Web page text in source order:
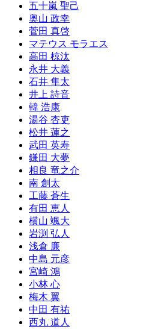
五十嵐 聖己
奥山 政幸
菅田 真啓
マテウス モラエス
高田 椋汰
永井 大義
石井 隼太
井上 詩音
韓 浩康
湯谷 杏吏
松井 蓮之
武田 英寿
鎌田 大夢
相良 竜之介
南 創太
工藤 蒼生
有田 恵人
横山 颯大
岩渕 弘人
浅倉 廉
中島 元彦
宮崎 鴻
小林 心
梅木 翼
中田 有祐
西丸 道人